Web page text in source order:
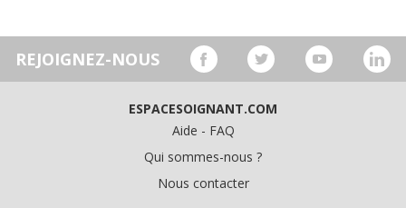
REJOIGNEZ-NOUS
ESPACESOIGNANT.COM
Aide - FAQ
Qui sommes-nous ?
Nous contacter